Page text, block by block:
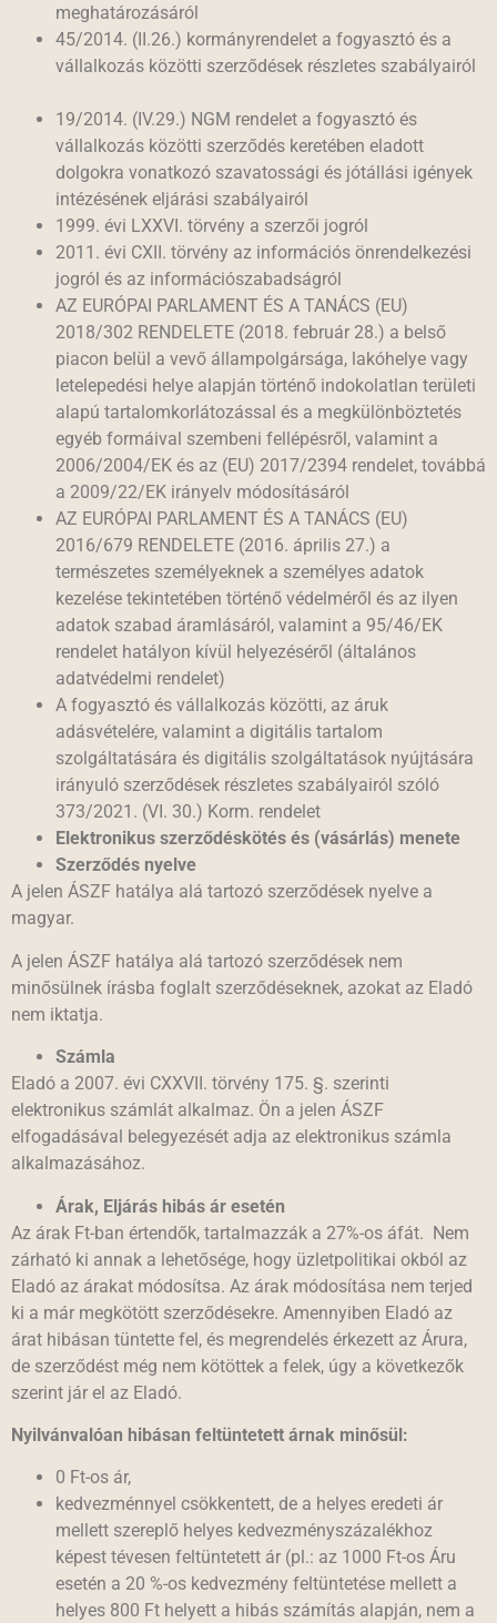
meghatározásáról
45/2014. (II.26.) kormányrendelet a fogyasztó és a
vállalkozás közötti szerződések részletes szabályairól
19/2014. (IV.29.) NGM rendelet a fogyasztó és
vállalkozás közötti szerződés keretében eladott
dolgokra vonatkozó szavatossági és jótállási igények
intézésének eljárási szabályairól
1999. évi LXXVI. törvény a szerzői jogról
2011. évi CXII. törvény az információs önrendelkezési
jogról és az információszabadságról
AZ EURÓPAI PARLAMENT ÉS A TANÁCS (EU)
2018/302 RENDELETE (2018. február 28.) a belső
piacon belül a vevő állampolgársága, lakóhelye vagy
letelepedési helye alapján történő indokolatlan területi
alapú tartalomkorlátozással és a megkülönböztetés
egyéb formáival szembeni fellépésről, valamint a
2006/2004/EK és az (EU) 2017/2394 rendelet, továbbá
a 2009/22/EK irányelv módosításáról
AZ EURÓPAI PARLAMENT ÉS A TANÁCS (EU)
2016/679 RENDELETE (2016. április 27.) a
természetes személyeknek a személyes adatok
kezelése tekintetében történő védelméről és az ilyen
adatok szabad áramlásáról, valamint a 95/46/EK
rendelet hatályon kívül helyezéséről (általános
adatvédelmi rendelet)
A fogyasztó és vállalkozás közötti, az áruk
adásvételére, valamint a digitális tartalom
szolgáltatására és digitális szolgáltatások nyújtására
irányuló szerződések részletes szabályairól szóló
373/2021. (VI. 30.) Korm. rendelet
Elektronikus szerződéskötés és (vásárlás) menete
Szerződés nyelve
A jelen ÁSZF hatálya alá tartozó szerződések nyelve a
magyar.
A jelen ÁSZF hatálya alá tartozó szerződések nem
minősülnek írásba foglalt szerződéseknek, azokat az Eladó
nem iktatja.
Számla
Eladó a 2007. évi CXXVII. törvény 175. §. szerinti
elektronikus számlát alkalmaz. Ön a jelen ÁSZF
elfogadásával belegyezését adja az elektronikus számla
alkalmazásához.
Árak, Eljárás hibás ár esetén
Az árak Ft-ban értendők, tartalmazzák a 27%-os áfát. Nem
zárható ki annak a lehetősége, hogy üzletpolitikai okból az
Eladó az árakat módosítsa. Az árak módosítása nem terjed
ki a már megkötött szerződésekre. Amennyiben Eladó az
árat hibásan tüntette fel, és megrendelés érkezett az Árura,
de szerződést még nem kötöttek a felek, úgy a következők
szerint jár el az Eladó.
Nyilvánvalóan hibásan feltüntetett árnak minősül:
0 Ft-os ár,
kedvezménnyel csökkentett, de a helyes eredeti ár
mellett szereplő helyes kedvezményszázalékhoz
képest tévesen feltüntetett ár (pl.: az 1000 Ft-os Áru
esetén a 20 %-os kedvezmény feltüntetése mellett a
helyes 800 Ft helyett a hibás számítás alapján, nem a